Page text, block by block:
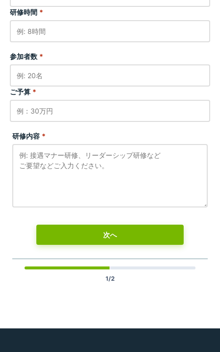
研修時間 *
参加者数 *
ご予算 *
研修内容 *
次へ
1/2